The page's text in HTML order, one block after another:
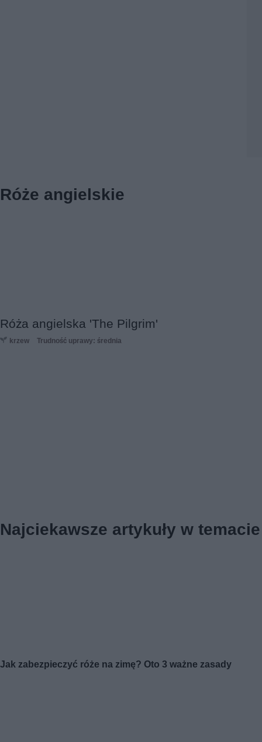
Róże angielskie
Róża angielska 'The Pilgrim'
krzew Trudność uprawy: średnia
Najciekawsze artykuły w
Jak zabezpieczyć róże na zimę? Oto 3 ważne zasady